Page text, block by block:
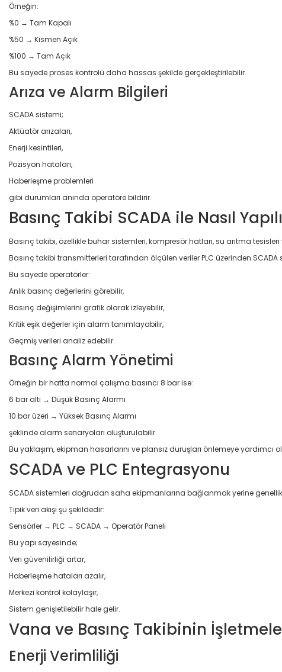
Örneğin:
%0 → Tam Kapalı
%50 → Kısmen Açık
%100 → Tam Açık
Bu sayede proses kontrolü daha hassas şekilde gerçekleştirilebilir.
Arıza ve Alarm Bilgileri
SCADA sistemi;
Aktüatör arızaları,
Enerji kesintileri,
Pozisyon hataları,
Haberleşme problemleri
gibi durumları anında operatöre bildirir.
Basınç Takibi SCADA ile Nasıl
Basınç takibi, özellikle buhar sistemleri, kompresör hatları, su arıtma
Basınç takibi transmitterleri tarafından ölçülen veriler PLC üzerinden SCADA
Bu sayede operatörler:
Anlık basınç değerlerini görebilir,
Basınç değişimlerini grafik olarak izleyebilir,
Kritik eşik değerler için alarm tanımlayabilir,
Geçmiş verileri analiz edebilir.
Basınç Alarm Yönetimi
Örneğin bir hatta normal çalışma basıncı 8 bar ise:
6 bar altı → Düşük Basınç Alarmı
10 bar üzeri → Yüksek Basınç Alarmı
şeklinde alarm senaryoları oluşturulabilir.
Bu yaklaşım, ekipman hasarlarını ve plansız duruşları önlemeye yardımcı
SCADA ve PLC Entegrasyonu
SCADA sistemleri doğrudan saha ekipmanlarına bağlanmak yerine
Tipik veri akışı şu şekildedir:
Sensörler → PLC → SCADA → Operatör Paneli
Bu yapı sayesinde;
Veri güvenilirliği artar,
Haberleşme hataları azalır,
Merkezi kontrol kolaylaşır,
Sistem genişletilebilir hale gelir.
Vana ve Basınç Takibinin
Enerji Verimliliği